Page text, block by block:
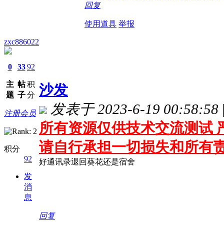
回复
使用道具 举报
zxc886022
0
主
题
33
帖
子
92
积
分
注册会员
积分
92
发
消
息
沙发
发表于 2023-6-19 00:58:58
所有资源仅供技术交流测试
请自行承担一切损失和所有
好通讯录退回葵花还是宿舍
回复